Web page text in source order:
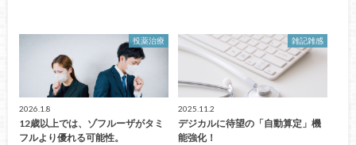
投薬治療
2026.1.8
12歳以上では、ゾフルーザがタミ
フルより優れる可能性。
雑記雑感
2025.11.2
デジカルに待望の「自動算定」機
能強化！